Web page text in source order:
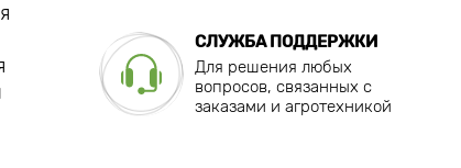
СЛУЖБА ПОДДЕРЖКИ
Для решения любых
вопросов, связанных с
заказами и агротехникой